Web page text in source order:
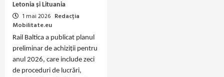
Letonia și Lituania
1 mai 2026 Redacția
Mobilitate.eu
Rail Baltica a publicat planul
preliminar de achiziții pentru
anul 2026, care include zeci
de proceduri de lucrări,